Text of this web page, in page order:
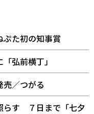
た初の知事賞
弘前横丁」
売／つがる
らす ７日まで「七夕